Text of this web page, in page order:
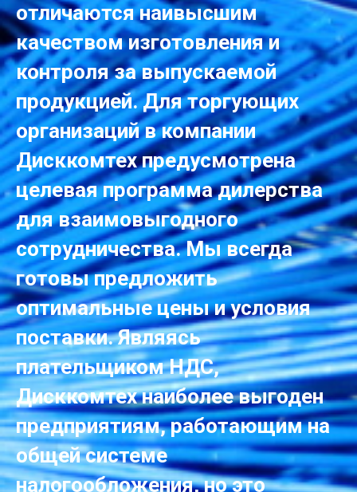
отличаются наивысшим
качеством изготовления и
контроля за выпускаемой
продукцией. Для торгующих
организаций в компании
Дисккомтех предусмотрена
целевая программа дилерства
для взаимовыгодного
сотрудничества. Мы всегда
готовы предложить
оптимальные цены и условия
поставки. Являясь
плательщиком НДС,
Дисккомтех наиболее выгоден
предприятиям, работающим на
общей системе
налогообложения, но это